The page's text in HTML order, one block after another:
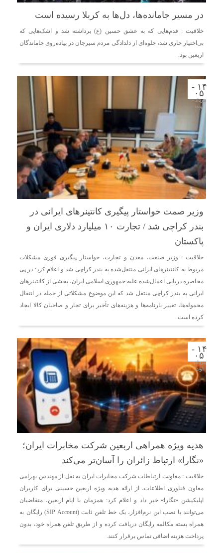
در مسیر جا‌مانده‌ها، دل‌ها به کربلا رسیده است
خلاقیت : قدم‌هایی که به عشق حسین (ع) برداشته شد و اشک‌هایی که
بی‌اختیار جاری شد، جلوه‌ای از دلدادگی مردم سیرجان در پیاده‌روی جاماندگان
اربعین بود.
۱۴ -
۰۵
مرداد -
اوت
وزیر صمت خواستار پیگیری کانتینرهای ایرانی در
بندر کراچی شد / تجارت ۱۰ میلیارد دلاری ایران و
پاکستان
خلاقیت : وزیر صنعت، معدن و تجارت، خواستار پیگیری فوری مشکلات
مربوط به کانتینرهای ایرانی منتقل‌شده به بندر کراچی شد و اعلام کرد: در پی
محاصره دریایی اعمال‌شده علیه جمهوری اسلامی ایران، بخشی از کانتینرهای
ایرانی به بندر کراچی منتقل شد که این موضوع مشکلاتی از جمله در انتقال
محموله‌ها، تغییر بارنامه‌ها و هزینه‌های تأخیر برای تجار و صاحبان کالا ایجاد
کرده است.
۱۴ -
۰۵
مرداد -
اوت
هدیه ویژه همراهی اربعین شرکت مخابرات ایران؛
«نگارا» ارتباط زائران را آسان‌تر می‌کند
خلاقیت : معاونت ارتباطات شرکت مخابرات ایران به نقل از مهندس بهرامی
معاون فناوری اطلاعات، از ارائه هدیه ویژه اربعین حسینی برای کاربران
اپلیکیشن «نگارا» خبر داد و اعلام کرد: همزمان با ایام اربعین، متقاضیان
می‌توانند با نصب این نرم‌افزار، یک خط تلفن ثابت (SIP Account) رایگان به
همراه بسته مکالمه رایگان دریافت کرده و از طریق تلفن همراه خود، بدون
پرداخت هزینه اضافی تماس برقرار کنند.